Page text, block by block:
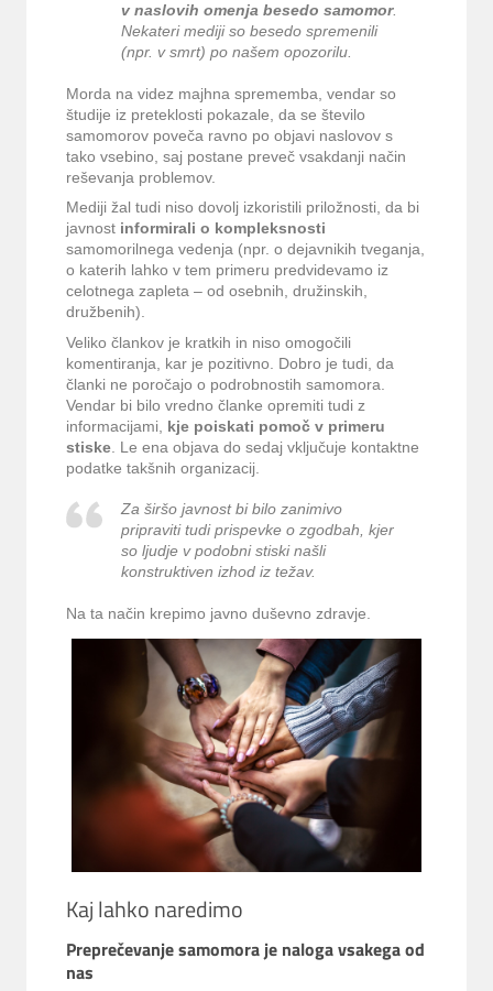
v naslovih omenja besedo samomor.
Nekateri mediji so besedo spremenili
(npr. v smrt) po našem opozorilu.
Morda na videz majhna sprememba, vendar so
študije iz preteklosti pokazale, da se število
samomorov poveča ravno po objavi naslovov s
tako vsebino, saj postane preveč vsakdanji način
reševanja problemov.
Mediji žal tudi niso dovolj izkoristili priložnosti, da bi
javnost informirali o kompleksnosti
samomorilnega vedenja (npr. o dejavnikih tveganja,
o katerih lahko v tem primeru predvidevamo iz
celotnega zapleta – od osebnih, družinskih,
družbenih).
Veliko člankov je kratkih in niso omogočili
komentiranja, kar je pozitivno. Dobro je tudi, da
članki ne poročajo o podrobnostih samomora.
Vendar bi bilo vredno članke opremiti tudi z
informacijami, kje poiskati pomoč v primeru
stiske . Le ena objava do sedaj vključuje kontaktne
podatke takšnih organizacij.
Za širšo javnost bi bilo zanimivo
pripraviti tudi prispevke o zgodbah, kjer
so ljudje v podobni stiski našli
konstruktiven izhod iz težav.
Na ta način krepimo javno duševno zdravje.
Kaj lahko naredimo
Preprečevanje samomora je naloga vsakega od
nas